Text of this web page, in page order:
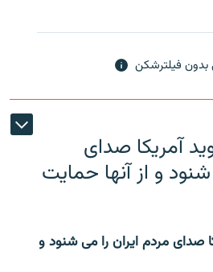
فیلترشکن
آمریکا صدای
و از آنها حمایت
صدای مردم ایران را می شنود و